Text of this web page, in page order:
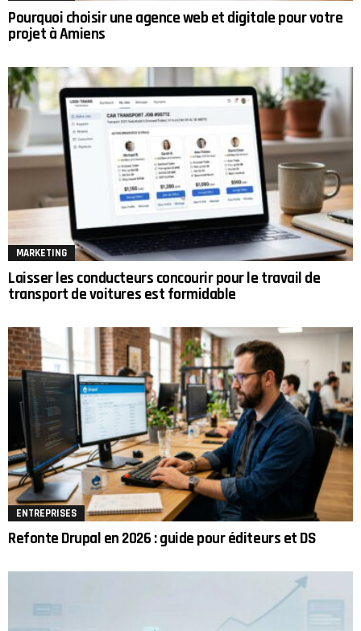
Pourquoi choisir une agence web et digitale pour votre
projet à Amiens
MARKETING
Laisser les conducteurs concourir pour le travail de
transport de voitures est formidable
ENTREPRISES
Refonte Drupal en 2026 : guide pour éditeurs et DS